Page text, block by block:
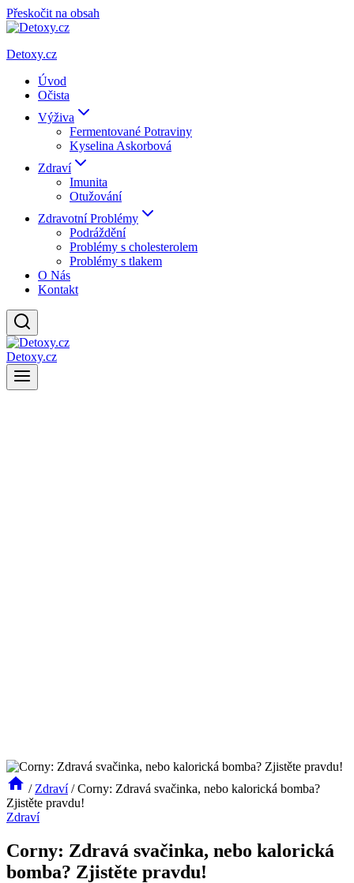
Přeskočit na obsah
Detoxy.cz
Úvod
Očista
Výživa
Fermentované Potraviny
Kyselina Askorbová
Zdraví
Imunita
Otužování
Zdravotní Problémy
Podráždění
Problémy s cholesterolem
Problémy s tlakem
O Nás
Kontakt
Detoxy.cz
/ Zdraví / Corny: Zdravá svačinka, nebo kalorická bomba?
Zjistěte pravdu!
Zdraví
Corny: Zdravá svačinka, nebo kalorická
bomba? Zjistěte pravdu!